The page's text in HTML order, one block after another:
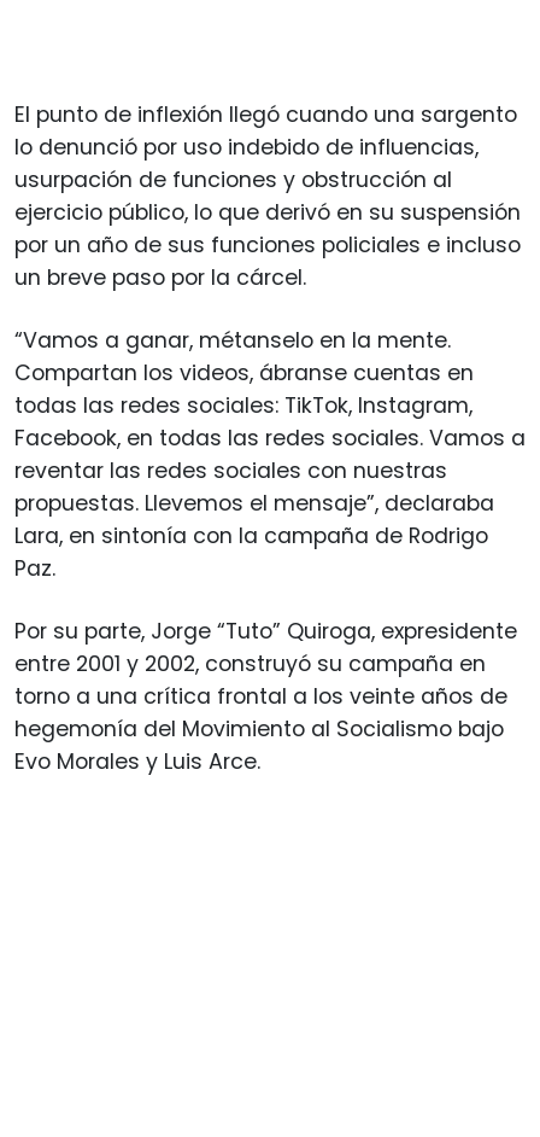
El punto de inflexión llegó cuando una sargento
lo denunció por uso indebido de influencias,
usurpación de funciones y obstrucción al
ejercicio público, lo que derivó en su suspensión
por un año de sus funciones policiales e incluso
un breve paso por la cárcel.
“Vamos a ganar, métanselo en la mente.
Compartan los videos, ábranse cuentas en
todas las redes sociales: TikTok, Instagram,
Facebook, en todas las redes sociales. Vamos a
reventar las redes sociales con nuestras
propuestas. Llevemos el mensaje”, declaraba
Lara, en sintonía con la campaña de Rodrigo
Paz.
Por su parte, Jorge “Tuto” Quiroga, expresidente
entre 2001 y 2002, construyó su campaña en
torno a una crítica frontal a los veinte años de
hegemonía del Movimiento al Socialismo bajo
Evo Morales y Luis Arce.